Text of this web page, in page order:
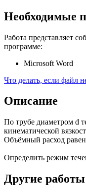
Необходимые
Работа представляет
программе:
Microsoft Word
Что делать, если файл
Описание
По трубе диаметром d
кинематической
Объёмный расход
Определить режим
Другие работы